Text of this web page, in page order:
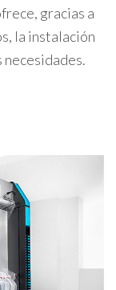
gracias a
la instalación
necesidades.